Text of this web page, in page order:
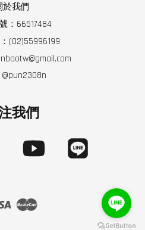
於我們
：66517484
(02)55996199
我們
Instagram YouTube
Visa Master